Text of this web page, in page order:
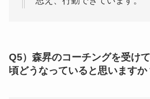
Q5）森昇のコーチングを受け
頃どうなっていると思いますか